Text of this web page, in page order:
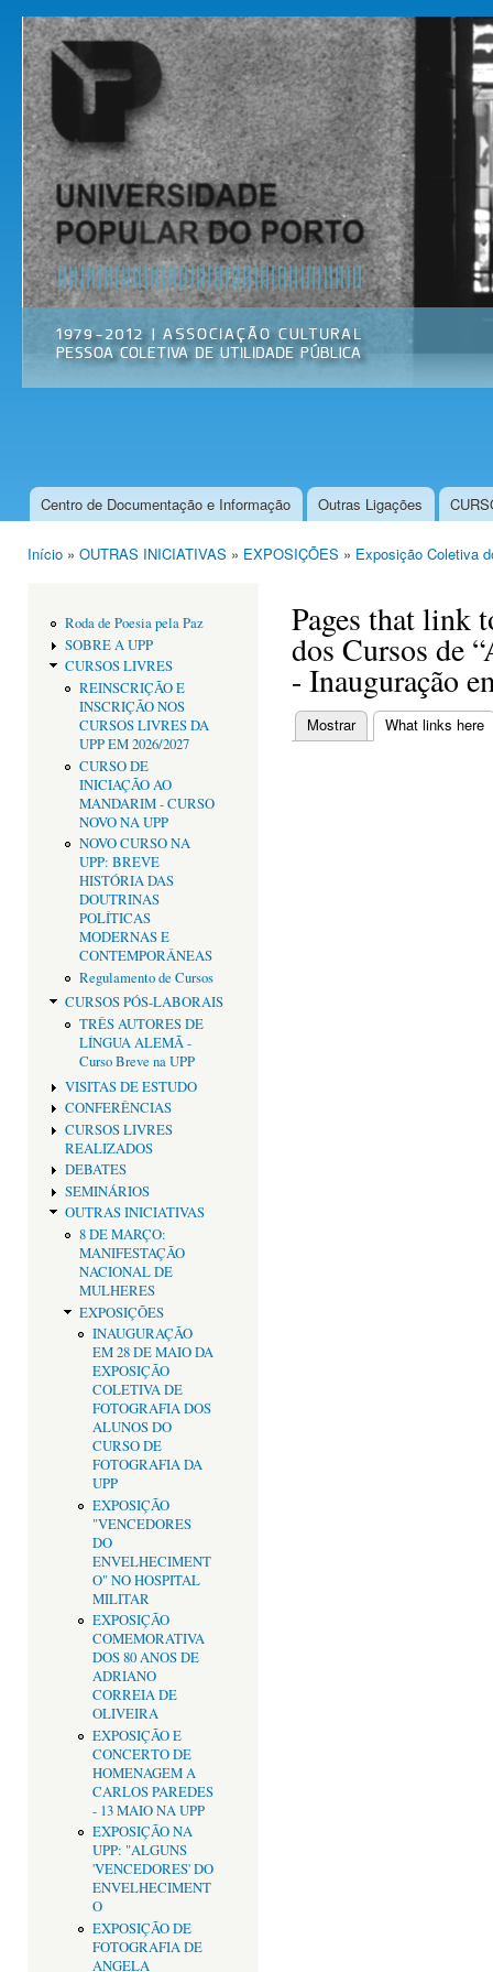
Universidade
Popular do
Porto
Associação
Cultural
Menu principal
Centro de Documentação e Informação Outras Ligações
Início » OUTRAS INICIATIVAS » EXPOSIÇÕES » Exposição Coletiva
Roda de Poesia pela Paz
SOBRE A UPP
CURSOS LIVRES
REINSCRIÇÃO E
INSCRIÇÃO NOS
CURSOS LIVRES DA
UPP EM 2026/2027
CURSO DE
INICIAÇÃO AO
MANDARIM - CURSO
NOVO NA UPP
NOVO CURSO NA
UPP: BREVE
HISTÓRIA DAS
DOUTRINAS
POLÍTICAS
MODERNAS E
CONTEMPORÂNEAS
Regulamento de Cursos
CURSOS PÓS-LABORAIS
TRÊS AUTORES DE
LÍNGUA ALEMÃ -
Curso Breve na UPP
VISITAS DE ESTUDO
CONFERÊNCIAS
CURSOS LIVRES
REALIZADOS
DEBATES
SEMINÁRIOS
OUTRAS INICIATIVAS
8 DE MARÇO:
MANIFESTAÇÃO
NACIONAL DE
MULHERES
EXPOSIÇÕES
INAUGURAÇÃO
EM 28 DE MAIO DA
EXPOSIÇÃO
COLETIVA DE
FOTOGRAFIA DOS
ALUNOS DO
CURSO DE
FOTOGRAFIA DA
UPP
EXPOSIÇÃO
"VENCEDORES
DO
ENVELHECIMENT
O" NO HOSPITAL
MILITAR
EXPOSIÇÃO
COMEMORATIVA
DOS 80 ANOS DE
ADRIANO
CORREIA DE
OLIVEIRA
EXPOSIÇÃO E
CONCERTO DE
HOMENAGEM A
CARLOS PAREDES
- 13 MAIO NA UPP
EXPOSIÇÃO NA
UPP: "ALGUNS
'VENCEDORES' DO
ENVELHECIMENT
O
EXPOSIÇÃO DE
FOTOGRAFIA DE
ANGELA
Pages that link
dos Cursos de
- Inauguração
Separadores
Mostrar What links here